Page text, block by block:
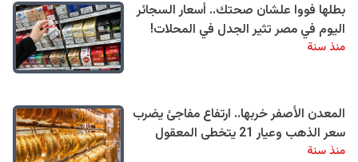
بطلها فووا علشان صحتك.. أسعار السجائر
اليوم في مصر تثير الجدل في المحلات!
منذ سنة
المعدن الأصفر خربها.. ارتفاع مفاجئ يضرب
سعر الذهب وعيار 21 يتخطى المعقول
منذ سنة